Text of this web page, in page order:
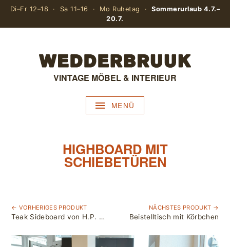
Di–Fr 12–18 · Sa 11–16 · Mo Ruhetag ·Sommerurlaub 4.7.–
20.7.
VINTAGE MÖBEL & INTERIEUR
MENÜ
HIGHBOARD MIT
SCHIEBETÜREN
← VORHERIGES PRODUKT
Teak Sideboard von H.P. Hansen, Denmark / L 170 cm
NÄCHSTES PRODUKT →
Beistelltisch mit Körbchen